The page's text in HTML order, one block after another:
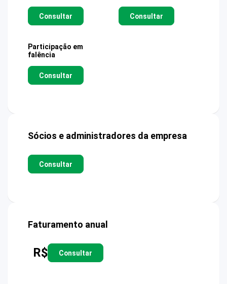
Consultar Consultar
Participação em
falência
Consultar
Sócios e administradores da empresa
Consultar
Faturamento anual
R$ Consultar